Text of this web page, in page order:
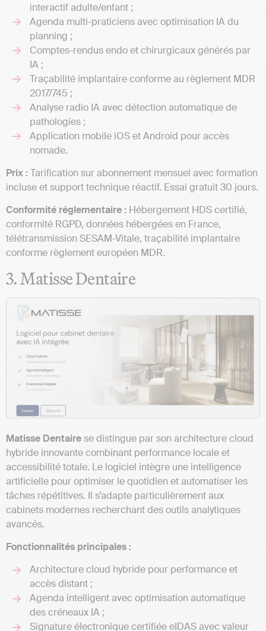
interactif adulte/enfant ;
Agenda multi-praticiens avec optimisation IA du
planning ;
Comptes-rendus endo et chirurgicaux générés par
IA ;
Traçabilité implantaire conforme au règlement MDR
2017/745 ;
Analyse radio IA avec détection automatique de
pathologies ;
Application mobile iOS et Android pour accès
nomade.
Prix : Tarification sur abonnement mensuel avec formation
incluse et support technique réactif. Essai gratuit 30 jours.
Conformité réglementaire : Hébergement HDS certifié,
conformité RGPD, données hébergées en France,
télétransmission SESAM-Vitale, traçabilité implantaire
conforme règlement européen MDR.
3. Matisse Dentaire
Matisse Dentairese distingue par son architecture cloud
hybride innovante combinant performance locale et
accessibilité totale. Le logiciel intègre une intelligence
artificielle pour optimiser le quotidien et automatiser les
tâches répétitives. Il s’adapte particulièrement aux
cabinets modernes recherchant des outils analytiques
avancés.
Fonctionnalités principales :
Architecture cloud hybride pour performance et
accès distant ;
Agenda intelligent avec optimisation automatique
des créneaux IA ;
Signature électronique certifiée eIDAS avec valeur